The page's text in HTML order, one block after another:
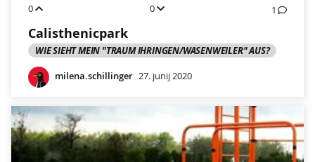
0 0 1
Calisthenicpark
WIE SIEHT MEIN "TRAUM IHRINGEN/WASENWEILER" AUS?
milena.schillinger 27. junij 2020